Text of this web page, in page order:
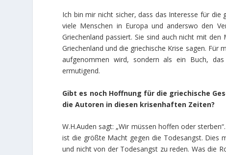
Ich bin mir nicht sicher, dass das Interesse für
viele Menschen in Europa und anderswo den
Griechenland passiert. Sie sind auch nicht mit
Griechenland und die griechische Krise sagen.
aufgenommen wird, sondern als ein Buch,
ermutigend.
Gibt es noch Hoffnung für die griechische
die Autoren in diesen krisenhaften Zeiten?
W.H.Auden sagt: „Wir müssen hoffen oder
ist die größte Macht gegen die Todesangst. Dies
und nicht von der Todesangst zu reden. Was die